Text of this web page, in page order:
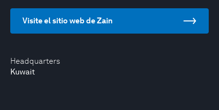
Headquarters
Kuwait
Visite el sitio web de Zain